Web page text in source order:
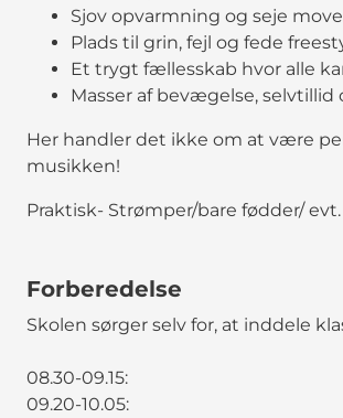
Sjov opvarmning og seje
Plads til grin, fejl og fede
Et trygt fællesskab hvor alle
Masser af bevægelse,
Her handler det ikke om at være
musikken!
Praktisk- Strømper/bare fødder/
Forberedelse
Skolen sørger selv for, at inddele
08.30-09.15:
09.20-10.05: